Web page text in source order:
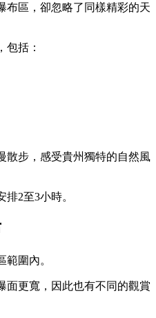
布區，卻忽略了同樣精彩的天
包括：
散步，感受貴州獨特的自然風
2至3小時。
圍內。
面更寬，因此也有不同的觀賞